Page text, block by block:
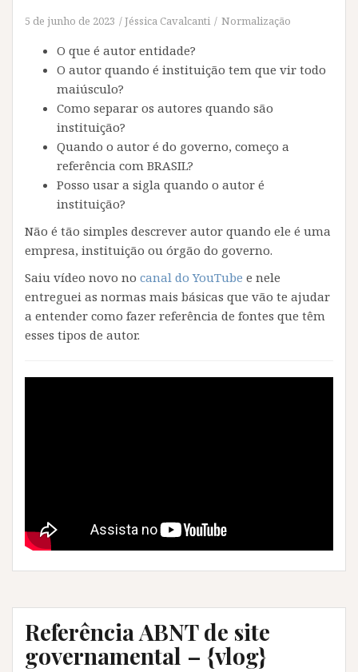
5 de junho de 2023 Jéssica Cavalcanti Normalização
O que é autor entidade?
O autor quando é instituição tem que vir todo
maiúsculo?
Como separar os autores quando são
instituição?
Quando o autor é do governo, começo a
referência com BRASIL?
Posso usar a sigla quando o autor é
instituição?
Não é tão simples descrever autor quando ele é uma
empresa, instituição ou órgão do governo.
Saiu vídeo novo no canal do YouTube e nele
entreguei as normas mais básicas que vão te ajudar
a entender como fazer referência de fontes que têm
esses tipos de autor.
Referência ABNT de site
governamental – {vlog}